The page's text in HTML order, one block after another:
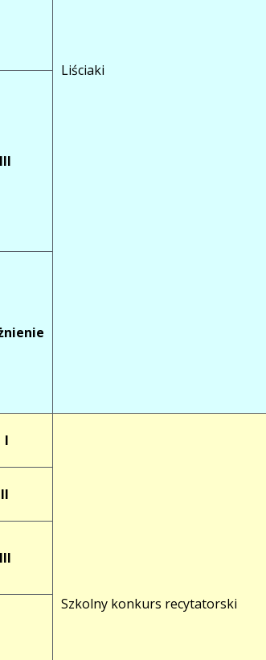
Liściaki
III
I
Szkolny konkurs recytatorski
II
III